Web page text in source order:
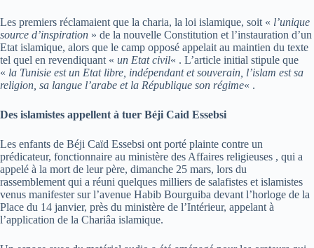
Les premiers réclamaient que la charia, la loi islamique, soit « l’unique
source d’inspiration » de la nouvelle Constitution et l’instauration d’un
Etat islamique, alors que le camp opposé appelait au maintien du texte
tel quel en revendiquant « un Etat civil« . L’article initial stipule que
« la Tunisie est un Etat libre, indépendant et souverain, l’islam est sa
religion, sa langue l’arabe et la République son régime« .
Des islamistes appellent à tuer Béji Caid Essebsi
Les enfants de Béji Caïd Essebsi ont porté plainte contre un
prédicateur, fonctionnaire au ministère des Affaires religieuses , qui a
appelé à la mort de leur père, dimanche 25 mars, lors du
rassemblement qui a réuni quelques milliers de salafistes et islamistes
venus manifester sur l’avenue Habib Bourguiba devant l’horloge de la
Place du 14 janvier, près du ministère de l’Intérieur, appelant à
l’application de la Chariâa islamique.